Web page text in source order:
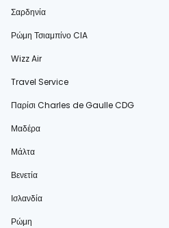
Σαρδηνία
Ρώμη Τσιαμπίνο CIA
Wizz Air
Travel Service
Παρίσι Charles de Gaulle CDG
Μαδέρα
Μάλτα
Βενετία
Ισλανδία
Ρώμη